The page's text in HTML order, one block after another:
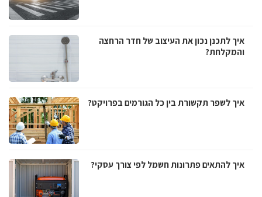
איך לתכנן נכון את העיצוב של חדר הרחצה
והמקלחת?
איך לשפר תקשורת בין כל הגורמים בפרויקט?
איך להתאים פתרונות חשמל לפי צורך עסקי?